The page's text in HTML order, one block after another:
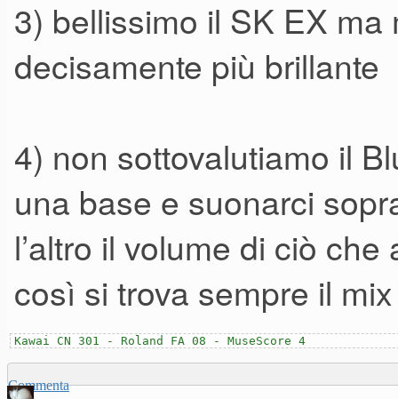
3) bellissimo il SK EX ma
decisamente più brillante
4) non sottovalutiamo il
una base e suonarci
l’altro il volume di ciò
così si trova sempre il
Kawai CN 301 - Roland FA 08 - MuseScore 4
Commenta